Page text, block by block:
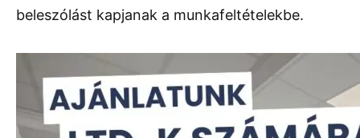
beleszólást kapjanak a munkafeltételekbe.